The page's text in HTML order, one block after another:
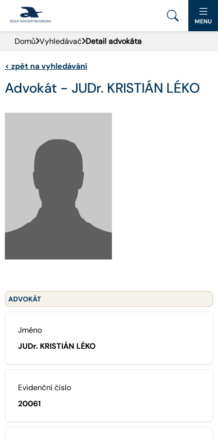
PORTÁL ČAK
DOMŮ
AKTUALITY
PRO VEŘEJNOST
ADVOKÁTNÍ DENÍK
KONTAKT
MENU
Domů Vyhledávač Detail advokáta
< zpět na vyhledávání
Advokát - JUDr. KRISTIÁN LÉKO
ADVOKÁT
Jméno
JUDr. KRISTIÁN LÉKO
Evidenční číslo
20061